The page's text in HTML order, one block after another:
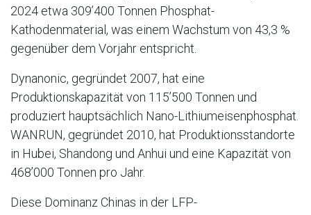
2024 etwa 309’400 Tonnen Phosphat-
Kathodenmaterial, was einem Wachstum von 43,3 %
gegenüber dem Vorjahr entspricht.
Dynanonic, gegründet 2007, hat eine
Produktionskapazität von 115’500 Tonnen und
produziert hauptsächlich Nano-Lithiumeisenphosphat.
WANRUN, gegründet 2010, hat Produktionsstandorte
in Hubei, Shandong und Anhui und eine Kapazität von
468’000 Tonnen pro Jahr.
Diese Dominanz Chinas in der LFP-